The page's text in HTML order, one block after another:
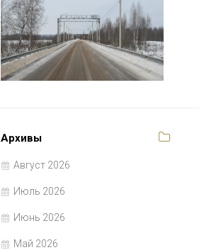
Архивы
Август 2026
Июль 2026
Июнь 2026
Май 2026